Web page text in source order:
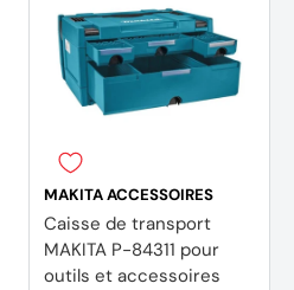
MAKITA ACCESSOIRES
Caisse de transport
MAKITA P-84311 pour
outils et accessoires